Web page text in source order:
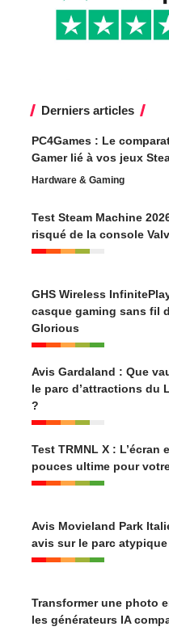
Derniers articles
PC4Games : Le
Gamer lié à vos jeux
Hardware & Gaming
Test Steam Machine
risqué de la console
GHS Wireless
casque gaming sans fil
Glorious
Avis Gardaland : Que
le parc d’attractions du
?
Test TRMNL X : L’écran
pouces ultime pour
Avis Movieland Park
avis sur le parc atypique
Transformer une photo
les générateurs IA